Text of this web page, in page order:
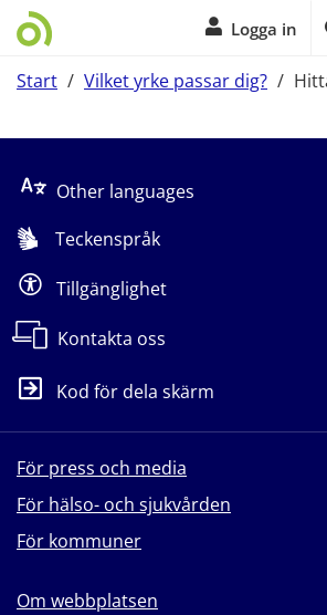
Logga in
Start / Vilket yrke passar dig? /
Other languages
Teckenspråk
Tillgänglighet
Kontakta oss
Kod för dela skärm
För press och media
För hälso- och sjukvården
För kommuner
Om webbplatsen